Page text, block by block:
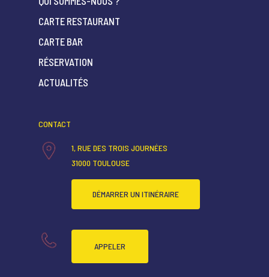
CARTE RESTAURANT
CARTE BAR
RÉSERVATION
ACTUALITÉS
CONTACT
1, RUE DES TROIS JOURNÉES
31000 TOULOUSE
DÉMARRER UN ITINÉRAIRE
APPELER
RÉSERVATION
ACTUALITÉS